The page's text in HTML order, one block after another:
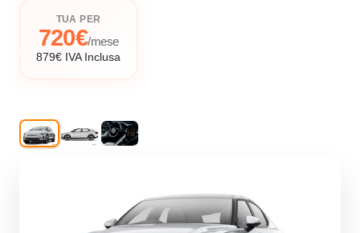
TUA PER
720€/mese
879€ IVA Inclusa